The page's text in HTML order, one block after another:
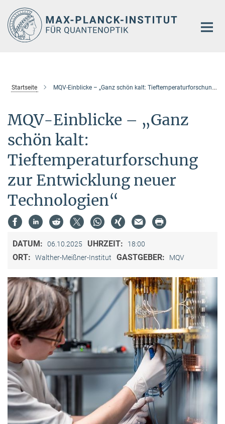
Hauptinhalt
Startseite MQV-Einblicke – „Ganz schön kalt: Tieftemperaturforschung zur Entwicklung neuer Technologien“
MQV-Einblicke – „Ganz
schön kalt:
Tieftemperaturforschung
zur Entwicklung neuer
Technologien“
DATUM: 06.10.2025 UHRZEIT: 18:00
ORT: Walther-Meißner-Institut GASTGEBER: MQV